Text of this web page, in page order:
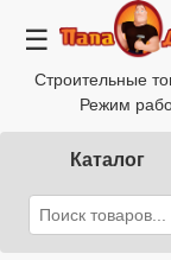
☰
Строительные
Режим
Каталог